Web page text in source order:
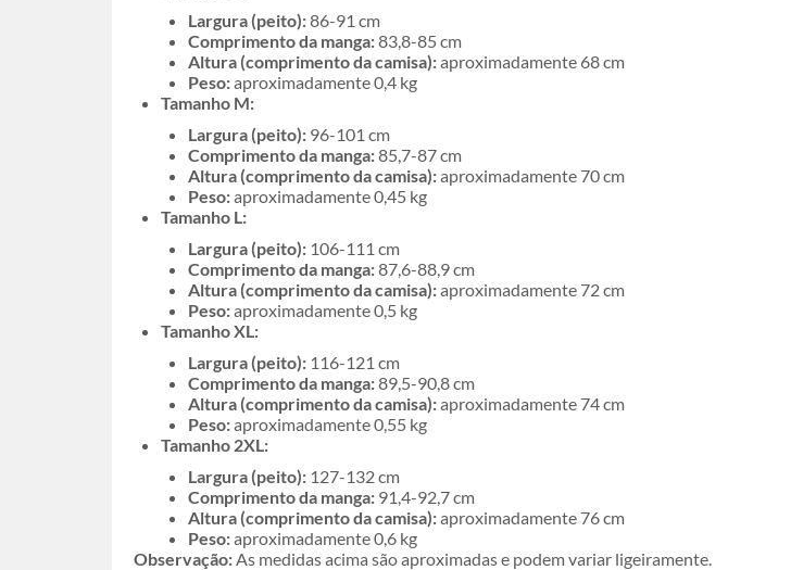
Largura (peito):86-91 cm
Comprimento da manga:83,8-85 cm
Altura (comprimento da camisa):aproximadamente 68 cm
Peso:aproximadamente 0,4 kg
Tamanho M:
Largura (peito): 96-101 cm
Comprimento da manga:85,7-87 cm
Altura (comprimento da camisa):aproximadamente 70 cm
Peso:aproximadamente 0,45 kg
Tamanho L:
Largura (peito): 106-111 cm
Comprimento da manga:87,6-88,9 cm
Altura (comprimento da camisa):aproximadamente 72 cm
Peso:aproximadamente 0,5 kg
Tamanho XL:
Largura (peito): 116-121 cm
Comprimento da manga:89,5-90,8 cm
Altura (comprimento da camisa):aproximadamente 74 cm
Peso:aproximadamente 0,55 kg
Tamanho 2XL:
Largura (peito): 127-132 cm
Comprimento da manga: 91,4-92,7 cm
Altura (comprimento da camisa):aproximadamente 76 cm
Peso:aproximadamente 0,6 kg
Observação:As medidas acima são aproximadas e podem variar ligeiramente.